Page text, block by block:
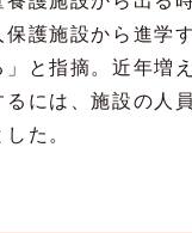
保護施設から進学
」と指摘。近年増
るには、施設の人
た。